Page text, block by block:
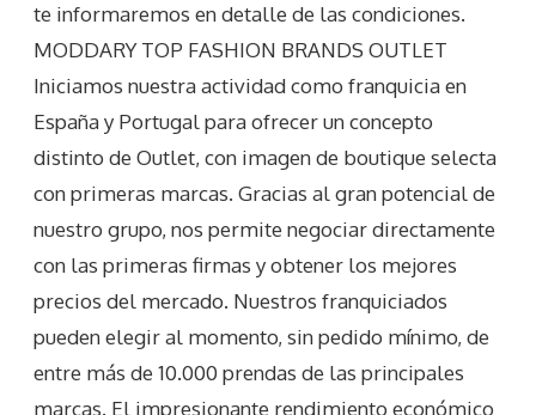
te informaremos en detalle de las condiciones.
MODDARY TOP FASHION BRANDS OUTLET
Iniciamos nuestra actividad como franquicia en
España y Portugal para ofrecer un concepto
distinto de Outlet, con imagen de boutique selecta
con primeras marcas. Gracias al gran potencial de
nuestro grupo, nos permite negociar directamente
con las primeras firmas y obtener los mejores
precios del mercado. Nuestros franquiciados
pueden elegir al momento, sin pedido mínimo, de
entre más de 10.000 prendas de las principales
marcas. El impresionante rendimiento económico